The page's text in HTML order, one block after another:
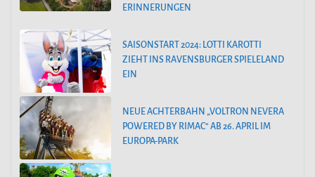
ERINNERUNGEN
SAISONSTART 2024: LOTTI KAROTTI
ZIEHT INS RAVENSBURGER SPIELELAND
EIN
NEUE ACHTERBAHN „VOLTRON NEVERA
POWERED BY RIMAC“ AB 26. APRIL IM
EUROPA-PARK